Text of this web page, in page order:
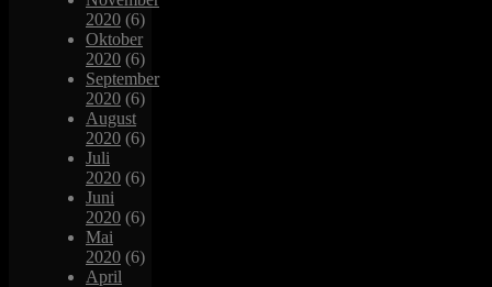
2020 (6)
Oktober
2020 (6)
September
2020 (6)
August
2020 (6)
Juli
2020 (6)
Juni
2020 (6)
Mai
2020 (6)
April